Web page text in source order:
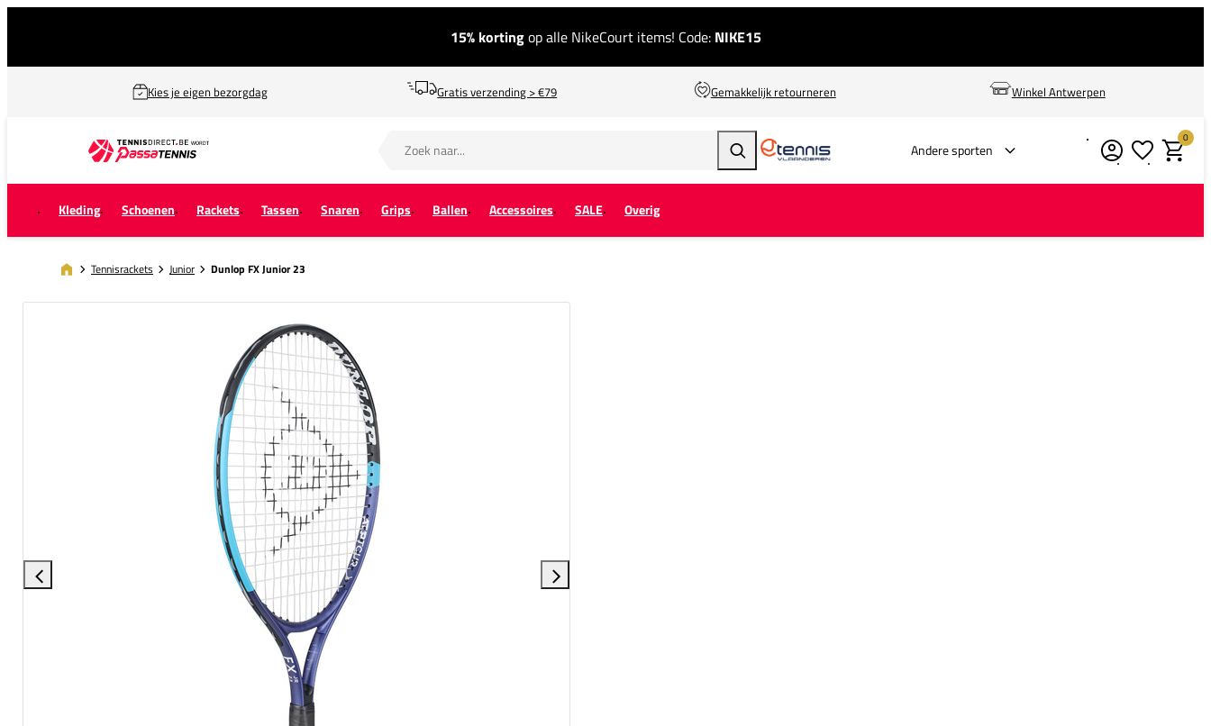
15% kortingop alle NikeCourt items! Code: NIKE15
Kies je eigen bezorgdag Gratis verzending > €79 Gemakkelijk retourneren Winkel Antwerpen
Zoeken Andere sporten Verlanglijstje
0
Kleding Schoenen Rackets Tassen Snaren Grips Ballen Accessoires SALE Overig
Tennisrackets Junior Dunlop FX Junior 23